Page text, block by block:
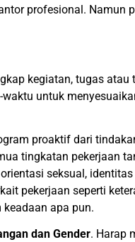
profesional. Namun
kegiatan, tugas
untuk
proaktif dari
tingkatan pekerjaan
seksual,
pekerjaan seperti
apa pun.
dan Gender. Harap